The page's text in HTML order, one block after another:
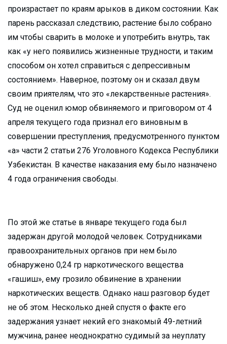
произрастает по краям арыков в диком состоянии. Как
парень рассказал следствию, растение было собрано
им чтобы сварить в молоке и употребить внутрь, так
как «у него появились жизненные трудности, и таким
способом он хотел справиться с депрессивным
состоянием». Наверное, поэтому он и сказал двум
своим приятелям, что это «лекарственные растения».
Суд не оценил юмор обвиняемого и приговором от 4
апреля текущего года признал его виновным в
совершении преступления, предусмотренного пунктом
«а» части 2 статьи 276 Уголовного Кодекса Республики
Узбекистан. В качестве наказания ему было назначено
4 года ограничения свободы.
По этой же статье в январе текущего года был
задержан другой молодой человек. Сотрудниками
правоохранительных органов при нем было
обнаружено 0,24 гр наркотического вещества
«гашиш», ему грозило обвинение в хранении
наркотических веществ. Однако наш разговор будет
не об этом. Несколько дней спустя о факте его
задержания узнает некий его знакомый 49-летний
мужчина, ранее неоднократно судимый за неуплату